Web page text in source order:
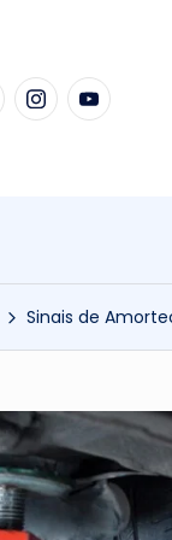
instagram.com
Sinais de